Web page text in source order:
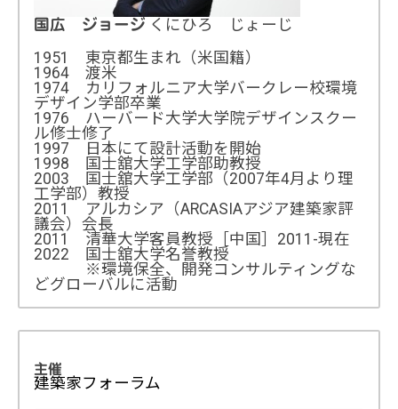
国広 ジョージ くにひろ じょーじ
1951 東京都生まれ（米国籍）
1964 渡米
1974 カリフォルニア大学バークレー校環境
デザイン学部卒業
1976 ハーバード大学大学院デザインスクー
ル修士修了
1997 日本にて設計活動を開始
1998 国士舘大学工学部助教授
2003 国士舘大学工学部（2007年4月より理
工学部）教授
2011 アルカシア（ARCASIAアジア建築家評
議会）会長
2011 清華大学客員教授［中国］2011-現在
2022 国士舘大学名誉教授
※環境保全、開発コンサルティングな
どグローバルに活動
主催
建築家フォーラム